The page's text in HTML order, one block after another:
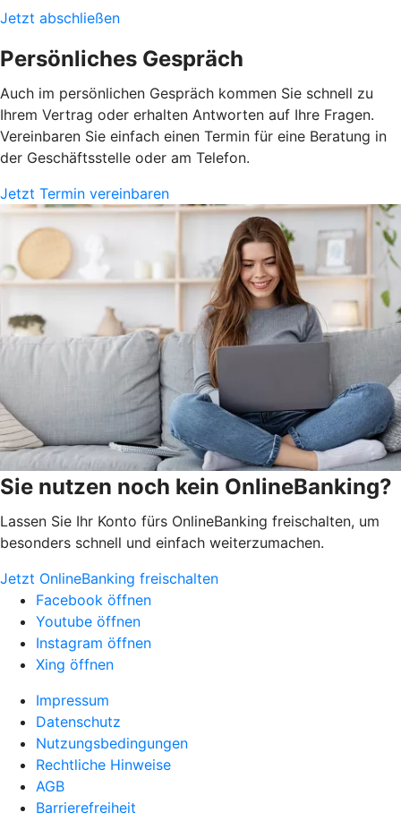
Jetzt abschließen
Persönliches Gespräch
Auch im persönlichen Gespräch kommen Sie schnell zu
Ihrem Vertrag oder erhalten Antworten auf Ihre Fragen.
Vereinbaren Sie einfach einen Termin für eine Beratung in
der Geschäftsstelle oder am Telefon.
Jetzt Termin vereinbaren
Sie nutzen noch kein OnlineBanking?
Lassen Sie Ihr Konto fürs OnlineBanking freischalten, um
besonders schnell und einfach weiterzumachen.
Jetzt OnlineBanking freischalten
Facebook öffnen
Youtube öffnen
Instagram öffnen
Xing öffnen
Impressum
Datenschutz
Nutzungsbedingungen
Rechtliche Hinweise
AGB
Barrierefreiheit